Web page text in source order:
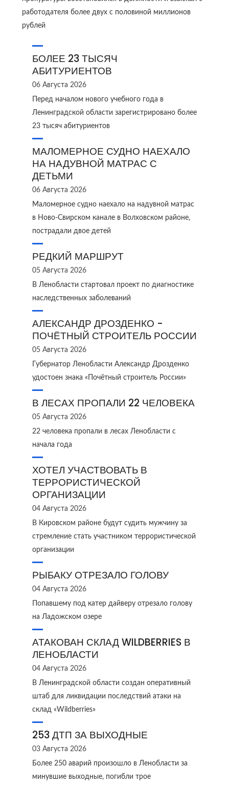
работодателя более двух с половиной миллионов
рублей
БОЛЕЕ 23 ТЫСЯЧ
АБИТУРИЕНТОВ
06 Августа 2026
Перед началом нового учебного года в
Ленинградской области зарегистрировано более
23 тысяч абитуриентов
МАЛОМЕРНОЕ СУДНО НАЕХАЛО
НА НАДУВНОЙ МАТРАС С
ДЕТЬМИ
06 Августа 2026
Маломерное судно наехало на надувной матрас
в Ново‑Свирском канале в Волховском районе,
пострадали двое детей
РЕДКИЙ МАРШРУТ
05 Августа 2026
В Ленобласти стартовал проект по диагностике
наследственных заболеваний
АЛЕКСАНДР ДРОЗДЕНКО -
ПОЧЁТНЫЙ СТРОИТЕЛЬ РОССИИ
05 Августа 2026
Губернатор Ленобласти Александр Дрозденко
удостоен знака «Почётный строитель России»
В ЛЕСАХ ПРОПАЛИ 22 ЧЕЛОВЕКА
05 Августа 2026
22 человека пропали в лесах Ленобласти с
начала года
ХОТЕЛ УЧАСТВОВАТЬ В
ТЕРРОРИСТИЧЕСКОЙ
ОРГАНИЗАЦИИ
04 Августа 2026
В Кировском районе будут судить мужчину за
стремление стать участником террористической
организации
РЫБАКУ ОТРЕЗАЛО ГОЛОВУ
04 Августа 2026
Попавшему под катер дайверу отрезало голову
на Ладожском озере
АТАКОВАН СКЛАД WILDBERRIES В
ЛЕНОБЛАСТИ
04 Августа 2026
В Ленинградской области создан оперативный
штаб для ликвидации последствий атаки на
склад «Wildberries»
253 ДТП ЗА ВЫХОДНЫЕ
03 Августа 2026
Более 250 аварий произошло в Ленобласти за
минувшие выходные, погибли трое